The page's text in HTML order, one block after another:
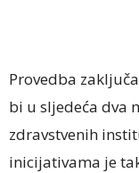
Provedba
bi u sljedeća dva
zdravstvenih
inicijativama je